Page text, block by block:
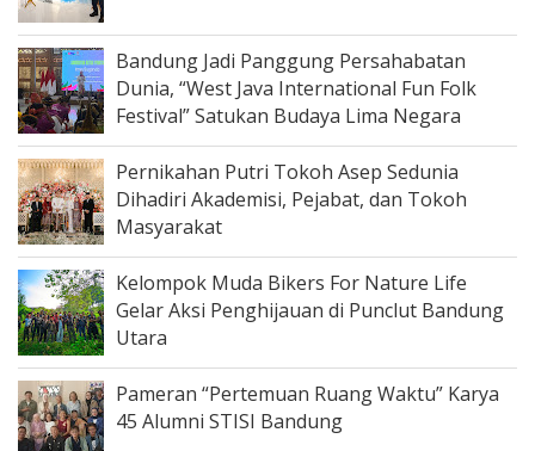
Bandung Jadi Panggung Persahabatan
Dunia, “West Java International Fun Folk
Festival” Satukan Budaya Lima Negara
Pernikahan Putri Tokoh Asep Sedunia
Dihadiri Akademisi, Pejabat, dan Tokoh
Masyarakat
Kelompok Muda Bikers For Nature Life
Gelar Aksi Penghijauan di Punclut Bandung
Utara
Pameran “Pertemuan Ruang Waktu” Karya
45 Alumni STISI Bandung